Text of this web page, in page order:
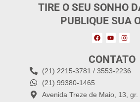
TIRE O SEU SONHO
PUBLIQUE SUA
CONTATO
(21) 2215-3781 / 3553-2236
(21) 99380-1465
Avenida Treze de Maio, 13, gr.